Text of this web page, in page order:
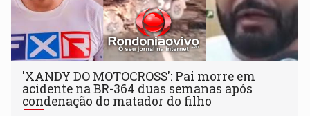
'XANDY DO MOTOCROSS': Pai morre em
acidente na BR-364 duas semanas após
condenação do matador do filho